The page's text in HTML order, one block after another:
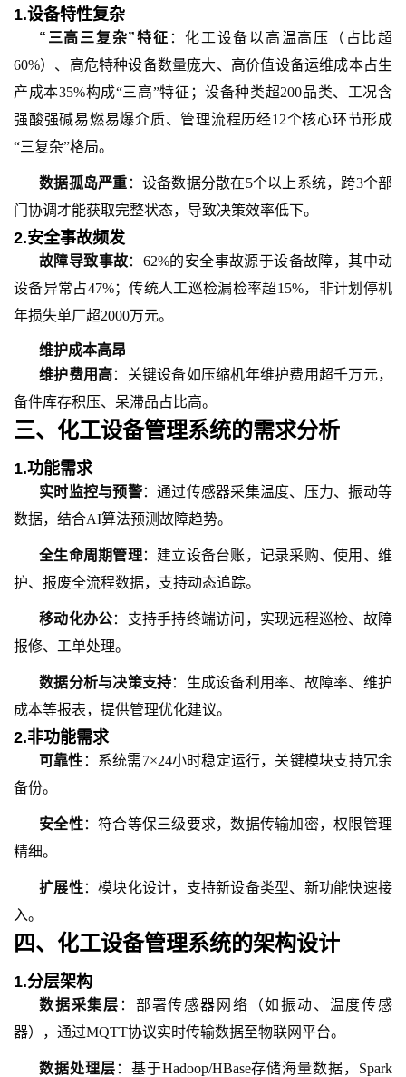
1.设备特性复杂
“三高三复杂”特征 ：化工设备以高温高压（占比超
60%）、高危特种设备数量庞大、高价值设备运维成本占生
产成本35%构成“三高”特征；设备种类超200品类、工况含
强酸强碱易燃易爆介质、管理流程历经12个核心环节形成
“三复杂”格局。
数据孤岛严重 ：设备数据分散在5个以上系统，跨3个部
门协调才能获取完整状态，导致决策效率低下。
2.安全事故频发
故障导致事故： 62%的安全事故源于设备故障，其中动
设备异常占47%；传统人工巡检漏检率超15%，非计划停机
年损失单厂超2000万元。
维护成本高昂
维护费用高：关键设备如压缩机年维护费用超千万元，
备件库存积压、呆滞品占比高。
三、 化工设备管理系统的需求分析
1.功能需求
实时监控与预警：通过传感器采集温度、压力、振动等
数据，结合AI算法预测故障趋势。
全生命周期管理：建立设备台账，记录采购、使用、维
护、报废全流程数据，支持动态追踪。
移动化办公：支持手持终端访问，实现远程巡检、故障
报修、工单处理。
数据分析与决策支持：生成设备利用率、故障率、维护
成本等报表，提供管理优化建议。
2.非功能需求
可靠性 ：系统需7×24小时稳定运行，关键模块支持冗余
备份。
安全性：符合等保三级要求，数据传输加密，权限管理
精细。
扩展性：模块化设计，支持新设备类型、新功能快速接
入。
四、 化工设备管理系统的架构设计
1.分层架构
数据采集层 ：部署传感器网络（如振动、温度传感
器），通过MQTT协议实时传输数据至物联网平台。
数据处理层 ：基于Hadoop/HBase存储海量数据，Spark